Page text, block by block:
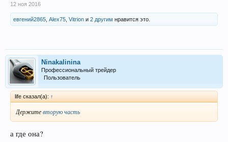
12 ноя 2016
евгений2865 Alex75 Vitrion и 2 другим нравится это.
Ninakalinina
Профессиональный трейдер
Пользователь
life сказал(а): ↑
Держитевторую часть
а где она?